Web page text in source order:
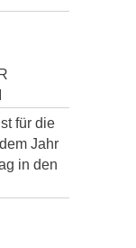
für die
Jahr
in den